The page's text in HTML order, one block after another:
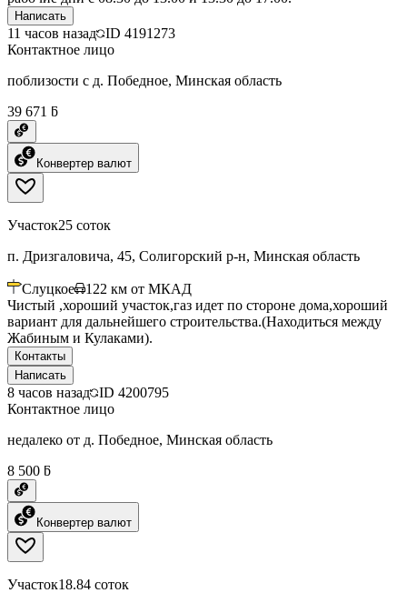
Написать
11 часов назад ID 4191273
Контактное лицо
поблизости с д. Победное, Минская область
39 671 ƃ
Конвертер валют
Участок25 соток
п. Дризгаловича, 45, Солигорский р-н, Минская область
Слуцкое 122 км от МКАД
Чистый ,хороший участок,газ идет по стороне дома,хороший
вариант для дальнейшего строительства.(Находиться между
Жабиным и Кулаками).
Контакты
Написать
8 часов назад ID 4200795
Контактное лицо
недалеко от д. Победное, Минская область
8 500 ƃ
Конвертер валют
Участок18.84 соток